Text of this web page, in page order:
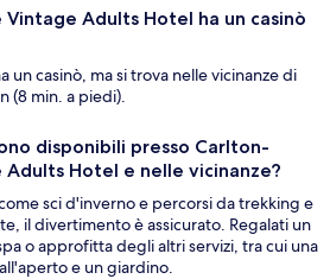
Adults Hotel ha un casinò
un casinò, ma si trova nelle vicinanze di
(8 min. a piedi).
disponibili presso Carlton-
Adults Hotel e nelle vicinanze?
sci d'inverno e percorsi da trekking e
il divertimento è assicurato. Regalati un
o approfitta degli altri servizi, tra cui una
e un giardino.